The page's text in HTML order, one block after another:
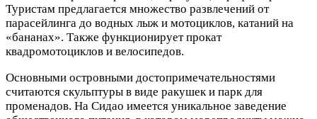
Туристам предлагается множество развлечений от
парасейлинга до водных лыж и мотоциклов, катаний на
«бананах». Также функционирует прокат
квадромотоциклов и велосипедов.
Основными островными достопримечательностями
считаются скульптуры в виде ракушек и парк для
променадов. На Сидао имеется уникальное заведение